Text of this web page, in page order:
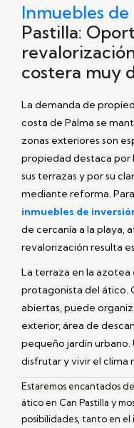
Inmuebles
Pastilla:
costera muy
La demanda de
costa de Palma se
zonas exteriores son
propiedad destaca por
sus terrazas y por su
mediante reforma.
inmuebles de
de cercanía a la playa,
revalorización resulta
La terraza en la azotea
protagonista del ático.
abiertas, puede
exterior, área de
pequeño jardín urbano.
disfrutar y vivir el
Estaremos encantados
ático en Can Pastilla y
posibilidades, tanto en el